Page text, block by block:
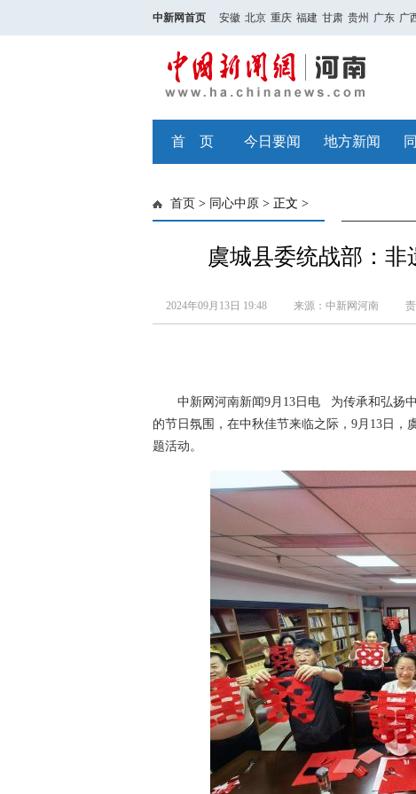
中新网首页 安徽 北京 重庆 福建 甘肃 贵州 广东 广
首 页 今日要闻 地方新闻
首页 > 同心中原 > 正文 >
虞城县委统战部：非
2024年09月13日 19:48 来源：中新网河南
中新网河南新闻9月13日电 为传承和弘扬中
的节日氛围，在中秋佳节来临之际，9月13日，
题活动。